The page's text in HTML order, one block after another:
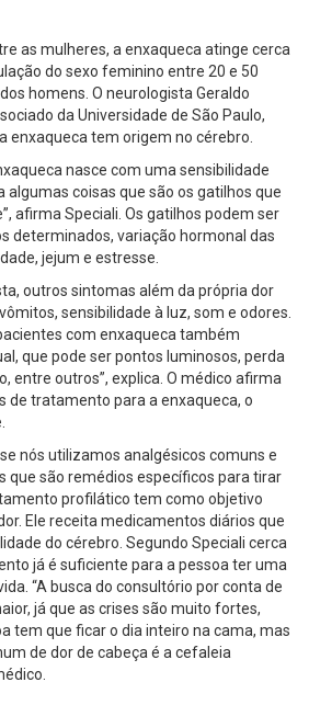
as mulheres, a enxaqueca atinge cerca
do sexo feminino entre 20 e 50
homens. O neurologista Geraldo
da Universidade de São Paulo,
enxaqueca tem origem no cérebro.
nasce com uma sensibilidade
algumas coisas que são os gatilhos que
afirma Speciali. Os gatilhos podem ser
determinados, variação hormonal das
jejum e estresse.
outros sintomas além da própria dor
sensibilidade à luz, som e odores.
com enxaqueca também
que pode ser pontos luminosos, perda
entre outros”, explica. O médico afirma
de tratamento para a enxaqueca, o
nós utilizamos analgésicos comuns e
que são remédios específicos para tirar
profilático tem como objetivo
Ele receita medicamentos diários que
do cérebro. Segundo Speciali cerca
já é suficiente para a pessoa ter uma
“A busca do consultório por conta de
já que as crises são muito fortes,
tem que ficar o dia inteiro na cama, mas
de dor de cabeça é a cefaleia